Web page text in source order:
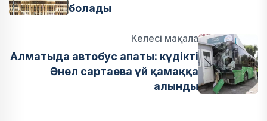
болады
Келесі мақала
Алматыда автобус апаты: күдікті
Әнел сартаева үй қамаққа
алынды